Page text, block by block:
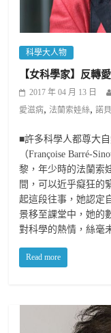
科學大人物
【女科學家】反轉
2017 年 04 月 13 日
愛滋病, 法蘭索娃絲,諾
■許多科學人都尊大
（Françoise Barré-
黎，年少時的法蘭索
間，可以近乎癡狂的
起這段往事，她認定
景移至課堂中，她的
對科學的熱情，絲毫
Read more